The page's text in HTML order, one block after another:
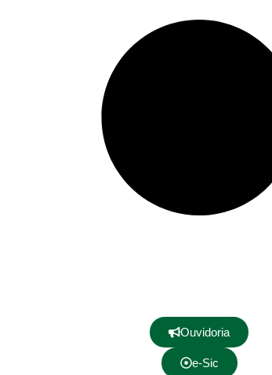
Ouvidoria
e-Sic